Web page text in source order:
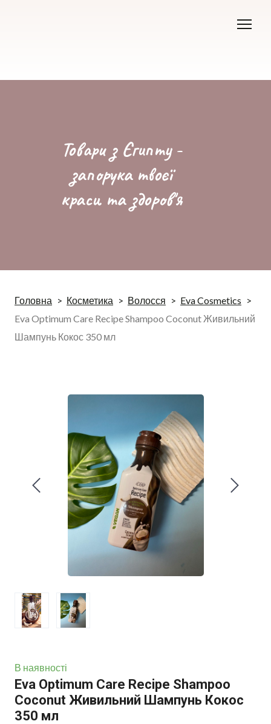
Товари з Єгипту -
запорука твоєї
краси та здоров'я
Головна Косметика Волосся
Eva Cosmetics
Eva Optimum Care Recipe Shampoo Coconut Живильний
Шампунь Кокос 350 мл
В наявності
Eva Optimum Care Recipe Shampoo
Coconut Живильний Шампунь Кокос
350 мл